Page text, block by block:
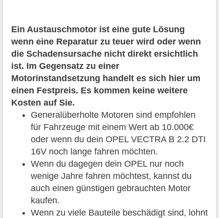
Ein Austauschmotor ist eine gute Lösung
wenn eine Reparatur zu teuer wird oder wenn
die Schadensursache nicht direkt ersichtlich
ist. Im Gegensatz zu einer
Motorinstandsetzung handelt es sich hier um
einen Festpreis. Es kommen keine weitere
Kosten auf Sie.
Generalüberholte Motoren sind empfohlen
für Fahrzeuge mit einem Wert ab 10.000€
oder wenn du dein OPEL VECTRA B 2.2 DTI
16V noch lange fahren möchten.
Wenn du dagegen dein OPEL nur noch
wenige Jahre fahren möchtest, kannst du
auch einen günstigen gebrauchten Motor
kaufen.
Wenn zu viele Bauteile beschädigt sind, lohnt